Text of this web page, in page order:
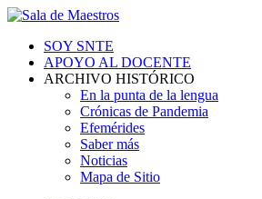
SOY SNTE
APOYO AL DOCENTE
ARCHIVO HISTÓRICO
En la punta de la lengua
Crónicas de Pandemia
Efemérides
Saber más
Noticias
Mapa de Sitio